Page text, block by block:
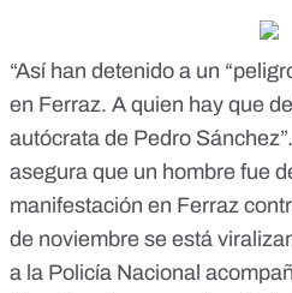
“Así han detenido a un
en Ferraz. A quien hay que
autócrata de Pedro Sánchez”.
asegura que un hombre fue
manifestación en Ferraz
de noviembre se está
a la Policía Nacional